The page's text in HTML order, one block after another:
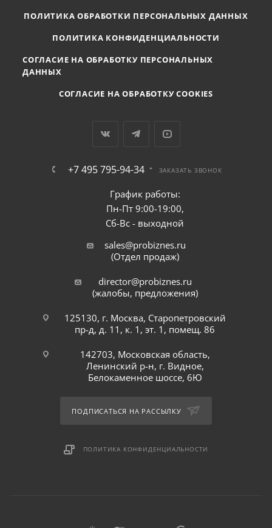
ПОЛИТИКА ОБРАБОТКИ ПЕРСОНАЛЬНЫХ ДАННЫХ
ПОЛИТИКА КОНФИДЕНЦИАЛЬНОСТИ
СОГЛАСИЕ НА ОБРАБОТКУ ПЕРСОНАЛЬНЫХ
ДАННЫХ
СОГЛАСИЕ НА ОБРАБОТКУ COOKIES
+7 495 795-94-34 ЗАКАЗАТЬ ЗВОНОК
График работы:
Пн-Пт 9:00-19:00,
Сб-Вс - выходной
sales@probiznes.ru
(Отдел продаж)
director@probiznes.ru
(жалобы, предложения)
125130, г. Москва, Старопетровский
пр-д, д. 11, к. 1, эт. 1, помещ. 86
142703, Московская область,
Ленинский р-н, г. Видное,
Белокаменное шоссе, 6Ю
ПОДПИСАТЬСЯ НА РАССЫЛКУ
ПОЛИТИКА КОНФИДЕНЦИАЛЬНОСТИ